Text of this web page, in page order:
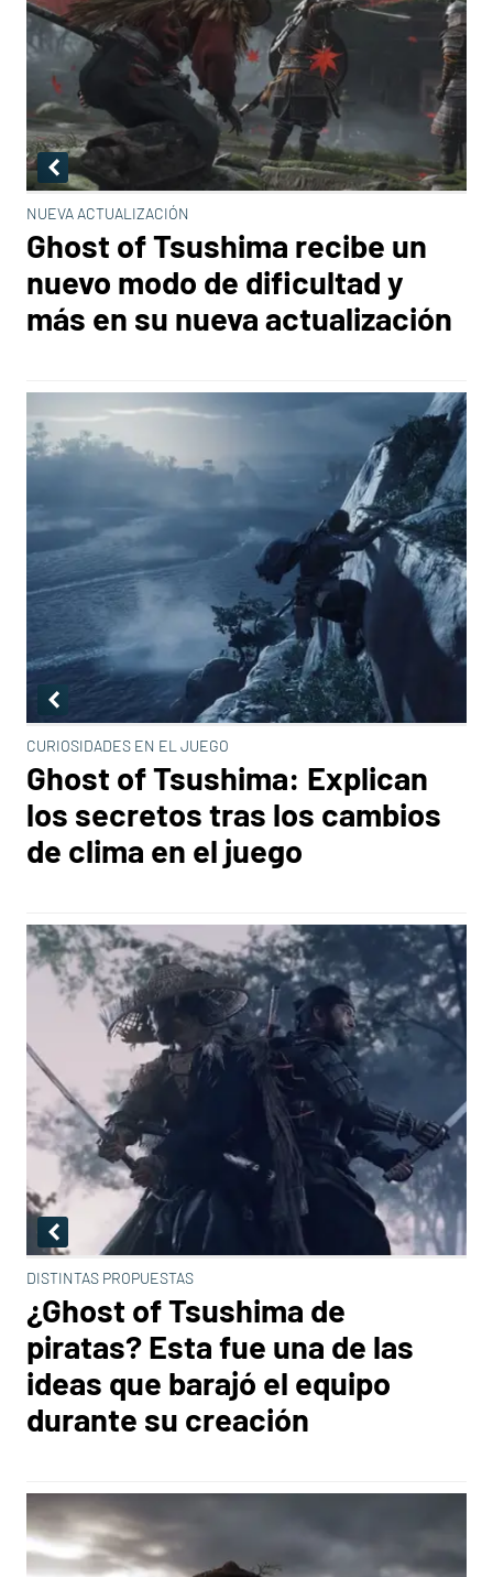
NUEVA ACTUALIZACIÓN
Ghost of Tsushima recibe un
nuevo modo de dificultad y
más en su nueva actualización
CURIOSIDADES EN EL JUEGO
Ghost of Tsushima: Explican
los secretos tras los cambios
de clima en el juego
DISTINTAS PROPUESTAS
¿Ghost of Tsushima de
piratas? Esta fue una de las
ideas que barajó el equipo
durante su creación